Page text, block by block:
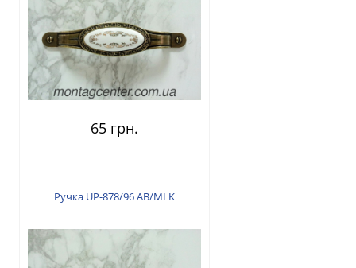
65 грн.
Ручка UP-878/96 AB/MLK